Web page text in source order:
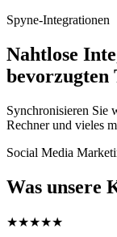
Spyne-Integrationen
Nahtlose
bevorzugten
Synchronisieren Sie
Rechner und vieles
Social Media
Was unsere
★★★★★